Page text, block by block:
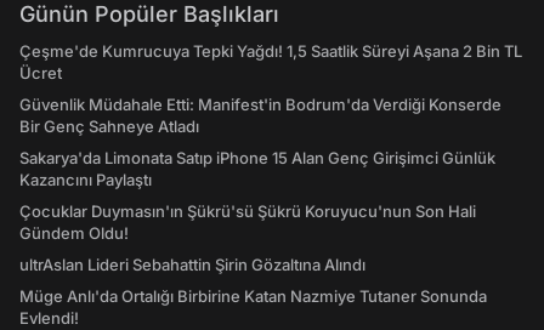
Günün Popüler Başlıkları
Çeşme'de Kumrucuya Tepki Yağdı! 1,5 Saatlik Süreyi Aşana 2 Bin TL
Ücret
Güvenlik Müdahale Etti: Manifest'in Bodrum'da Verdiği Konserde
Bir Genç Sahneye Atladı
Sakarya'da Limonata Satıp iPhone 15 Alan Genç Girişimci Günlük
Kazancını Paylaştı
Çocuklar Duymasın'ın Şükrü'sü Şükrü Koruyucu'nun Son Hali
Gündem Oldu!
ultrAslan Lideri Sebahattin Şirin Gözaltına Alındı
Müge Anlı'da Ortalığı Birbirine Katan Nazmiye Tutaner Sonunda
Evlendi!